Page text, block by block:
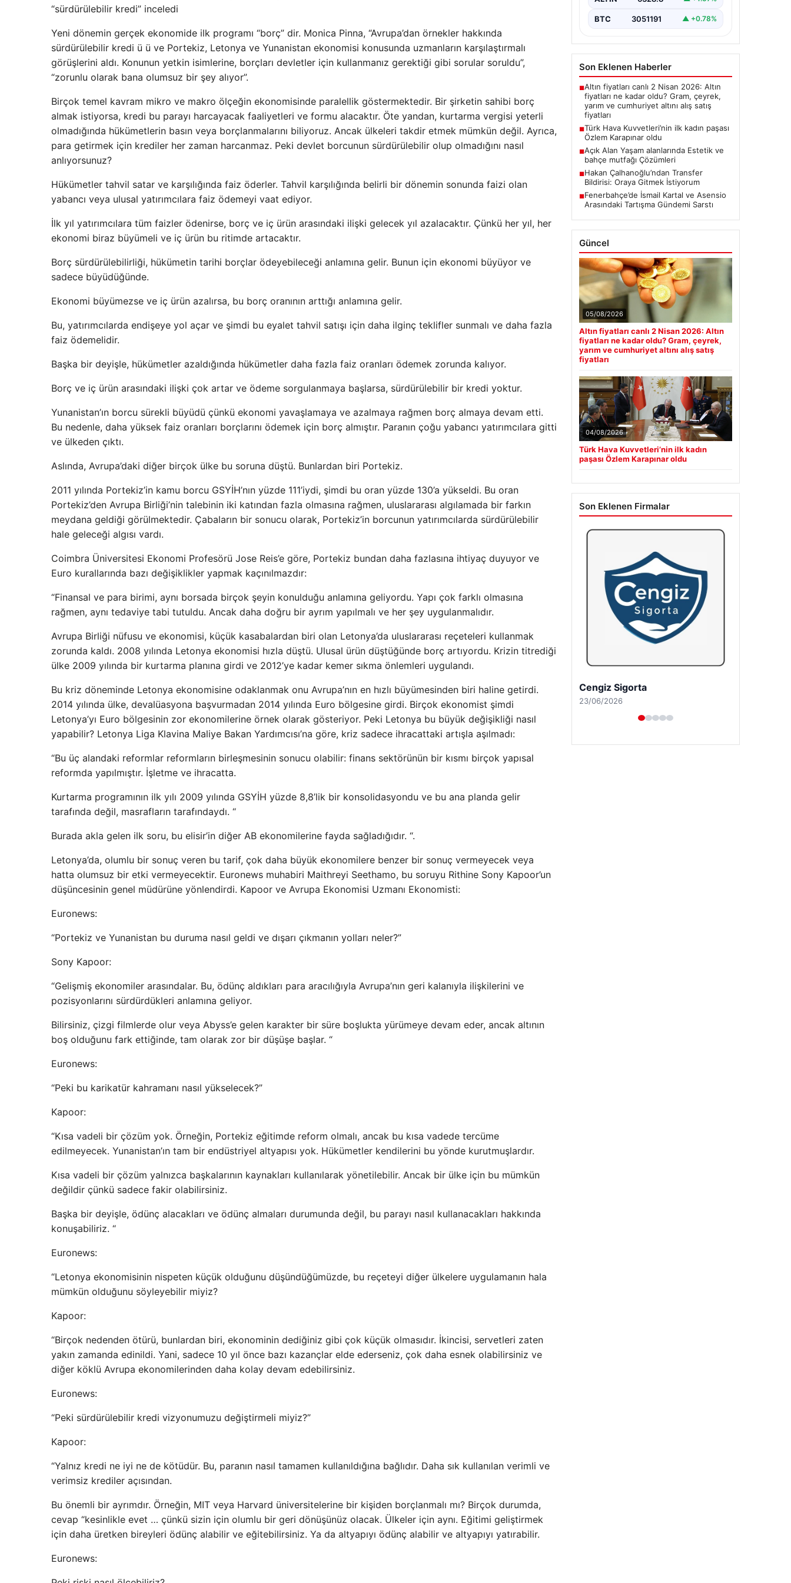
“sürdürülebilir kredi” inceledi
Yeni dönemin gerçek ekonomide ilk programı “borç” dir. Monica Pinna, “Avrupa’dan örnekler hakkında
sürdürülebilir kredi ü ü ve Portekiz, Letonya ve Yunanistan ekonomisi konusunda uzmanların karşılaştırmalı
görüşlerini aldı. Konunun yetkin isimlerine, borçları devletler için kullanmanız gerektiği gibi sorular soruldu”,
“zorunlu olarak bana olumsuz bir şey alıyor”.
Birçok temel kavram mikro ve makro ölçeğin ekonomisinde paralellik göstermektedir. Bir şirketin sahibi borç
almak istiyorsa, kredi bu parayı harcayacak faaliyetleri ve formu alacaktır. Öte yandan, kurtarma vergisi yeterli
olmadığında hükümetlerin basın veya borçlanmalarını biliyoruz. Ancak ülkeleri takdir etmek mümkün değil. Ayrıca,
para getirmek için krediler her zaman harcanmaz. Peki devlet borcunun sürdürülebilir olup olmadığını nasıl
anlıyorsunuz?
Hükümetler tahvil satar ve karşılığında faiz öderler. Tahvil karşılığında belirli bir dönemin sonunda faizi olan
yabancı veya ulusal yatırımcılara faiz ödemeyi vaat ediyor.
İlk yıl yatırımcılara tüm faizler ödenirse, borç ve iç ürün arasındaki ilişki gelecek yıl azalacaktır. Çünkü her yıl, her
ekonomi biraz büyümeli ve iç ürün bu ritimde artacaktır.
Borç sürdürülebilirliği, hükümetin tarihi borçlar ödeyebileceği anlamına gelir. Bunun için ekonomi büyüyor ve
sadece büyüdüğünde.
Ekonomi büyümezse ve iç ürün azalırsa, bu borç oranının arttığı anlamına gelir.
Bu, yatırımcılarda endişeye yol açar ve şimdi bu eyalet tahvil satışı için daha ilginç teklifler sunmalı ve daha fazla
faiz ödemelidir.
Başka bir deyişle, hükümetler azaldığında hükümetler daha fazla faiz oranları ödemek zorunda kalıyor.
Borç ve iç ürün arasındaki ilişki çok artar ve ödeme sorgulanmaya başlarsa, sürdürülebilir bir kredi yoktur.
Yunanistan’ın borcu sürekli büyüdü çünkü ekonomi yavaşlamaya ve azalmaya rağmen borç almaya devam etti.
Bu nedenle, daha yüksek faiz oranları borçlarını ödemek için borç almıştır. Paranın çoğu yabancı yatırımcılara gitti
ve ülkeden çıktı.
Aslında, Avrupa’daki diğer birçok ülke bu soruna düştü. Bunlardan biri Portekiz.
2011 yılında Portekiz’in kamu borcu GSYİH’nın yüzde 111’iydi, şimdi bu oran yüzde 130’a yükseldi. Bu oran
Portekiz’den Avrupa Birliği’nin talebinin iki katından fazla olmasına rağmen, uluslararası algılamada bir farkın
meydana geldiği görülmektedir. Çabaların bir sonucu olarak, Portekiz’in borcunun yatırımcılarda sürdürülebilir
hale geleceği algısı vardı.
Coimbra Üniversitesi Ekonomi Profesörü Jose Reis’e göre, Portekiz bundan daha fazlasına ihtiyaç duyuyor ve
Euro kurallarında bazı değişiklikler yapmak kaçınılmazdır:
“Finansal ve para birimi, aynı borsada birçok şeyin konulduğu anlamına geliyordu. Yapı çok farklı olmasına
rağmen, aynı tedaviye tabi tutuldu. Ancak daha doğru bir ayrım yapılmalı ve her şey uygulanmalıdır.
Avrupa Birliği nüfusu ve ekonomisi, küçük kasabalardan biri olan Letonya’da uluslararası reçeteleri kullanmak
zorunda kaldı. 2008 yılında Letonya ekonomisi hızla düştü. Ulusal ürün düştüğünde borç artıyordu. Krizin titrediği
ülke 2009 yılında bir kurtarma planına girdi ve 2012’ye kadar kemer sıkma önlemleri uygulandı.
Bu kriz döneminde Letonya ekonomisine odaklanmak onu Avrupa’nın en hızlı büyümesinden biri haline getirdi.
2014 yılında ülke, devalüasyona başvurmadan 2014 yılında Euro bölgesine girdi. Birçok ekonomist şimdi
Letonya’yı Euro bölgesinin zor ekonomilerine örnek olarak gösteriyor. Peki Letonya bu büyük değişikliği nasıl
yapabilir? Letonya Liga Klavina Maliye Bakan Yardımcısı’na göre, kriz sadece ihracattaki artışla aşılmadı:
“Bu üç alandaki reformlar reformların birleşmesinin sonucu olabilir: finans sektörünün bir kısmı birçok yapısal
reformda yapılmıştır. İşletme ve ihracatta.
Kurtarma programının ilk yılı 2009 yılında GSYİH yüzde 8,8’lik bir konsolidasyondu ve bu ana planda gelir
tarafında değil, masrafların tarafındaydı. “
Burada akla gelen ilk soru, bu elisir’in diğer AB ekonomilerine fayda sağladığıdır. “.
Letonya’da, olumlu bir sonuç veren bu tarif, çok daha büyük ekonomilere benzer bir sonuç vermeyecek veya
hatta olumsuz bir etki vermeyecektir. Euronews muhabiri Maithreyi Seethamo, bu soruyu Rithine Sony Kapoor’un
düşüncesinin genel müdürüne yönlendirdi. Kapoor ve Avrupa Ekonomisi Uzmanı Ekonomisti:
Euronews:
“Portekiz ve Yunanistan bu duruma nasıl geldi ve dışarı çıkmanın yolları neler?”
Sony Kapoor:
“Gelişmiş ekonomiler arasındalar. Bu, ödünç aldıkları para aracılığıyla Avrupa’nın geri kalanıyla ilişkilerini ve
pozisyonlarını sürdürdükleri anlamına geliyor.
Bilirsiniz, çizgi filmlerde olur veya Abyss’e gelen karakter bir süre boşlukta yürümeye devam eder, ancak altının
boş olduğunu fark ettiğinde, tam olarak zor bir düşüşe başlar. “
Euronews:
“Peki bu karikatür kahramanı nasıl yükselecek?”
Kapoor:
“Kısa vadeli bir çözüm yok. Örneğin, Portekiz eğitimde reform olmalı, ancak bu kısa vadede tercüme
edilmeyecek. Yunanistan’ın tam bir endüstriyel altyapısı yok. Hükümetler kendilerini bu yönde kurutmuşlardır.
Kısa vadeli bir çözüm yalnızca başkalarının kaynakları kullanılarak yönetilebilir. Ancak bir ülke için bu mümkün
değildir çünkü sadece fakir olabilirsiniz.
Başka bir deyişle, ödünç alacakları ve ödünç almaları durumunda değil, bu parayı nasıl kullanacakları hakkında
konuşabiliriz. “
Euronews:
“Letonya ekonomisinin nispeten küçük olduğunu düşündüğümüzde, bu reçeteyi diğer ülkelere uygulamanın hala
mümkün olduğunu söyleyebilir miyiz?
Kapoor:
“Birçok nedenden ötürü, bunlardan biri, ekonominin dediğiniz gibi çok küçük olmasıdır. İkincisi, servetleri zaten
yakın zamanda edinildi. Yani, sadece 10 yıl önce bazı kazançlar elde ederseniz, çok daha esnek olabilirsiniz ve
diğer köklü Avrupa ekonomilerinden daha kolay devam edebilirsiniz.
Euronews:
“Peki sürdürülebilir kredi vizyonumuzu değiştirmeli miyiz?”
Kapoor:
“Yalnız kredi ne iyi ne de kötüdür. Bu, paranın nasıl tamamen kullanıldığına bağlıdır. Daha sık kullanılan verimli ve
verimsiz krediler açısından.
Bu önemli bir ayrımdır. Örneğin, MIT veya Harvard üniversitelerine bir kişiden borçlanmalı mı? Birçok durumda,
cevap “kesinlikle evet … çünkü sizin için olumlu bir geri dönüşünüz olacak. Ülkeler için aynı. Eğitimi geliştirmek
için daha üretken bireyleri ödünç alabilir ve eğitebilirsiniz. Ya da altyapıyı ödünç alabilir ve altyapıyı yatırabilir.
Euronews:
BTC 3051191 ▲ +0.78%
Son Eklenen Haberler
■Altın fiyatları canlı 2 Nisan 2026: Altın
fiyatları ne kadar oldu? Gram, çeyrek,
yarım ve cumhuriyet altını alış satış
fiyatları
■Türk Hava Kuvvetleri’nin ilk kadın paşası
Özlem Karapınar oldu
■Açık Alan Yaşam alanlarında Estetik ve
bahçe mutfağı Çözümleri
■Hakan Çalhanoğlu’ndan Transfer
Bildirisi: Oraya Gitmek İstiyorum
■Fenerbahçe’de İsmail Kartal ve Asensio
Arasındaki Tartışma Gündemi Sarstı
Güncel
05/08/2026
Altın fiyatları canlı 2 Nisan 2026: Altın
fiyatları ne kadar oldu? Gram, çeyrek,
yarım ve cumhuriyet altını alış satış
fiyatları
04/08/2026
Türk Hava Kuvvetleri’nin ilk kadın
paşası Özlem Karapınar oldu
Son Eklenen Firmalar
Hastaş Beton
26/05/2026